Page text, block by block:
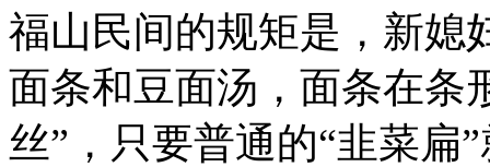
福山民间的规矩是，新媳
面条和豆面汤，面条在条
丝”，只要普通的“韭菜扁